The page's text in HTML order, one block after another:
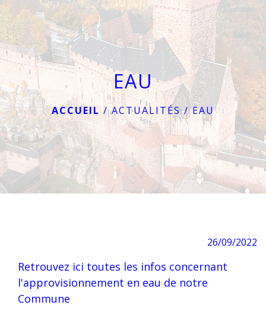
menu
EAU
ACCUEIL /ACTUALITÉS/EAU
26/09/2022
Retrouvez ici toutes les infos concernant
l'approvisionnement en eau de notre
Commune